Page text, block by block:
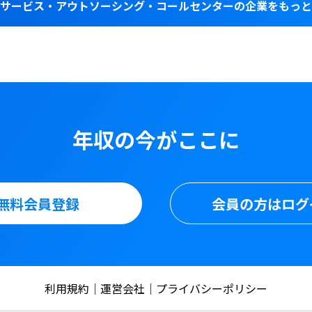
ービス・アウトソーシング・コールセンターの企業をもっ
年収の今がここに
料会員登録 会員の方はロ
利用規約 運営会社 プライバシーポリシー